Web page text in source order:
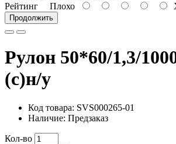
Рейтинг Плохо
Продолжить
Рулон 50*60/1,3/
(с)н/у
Код товара: SVS000265-01
Наличие: Предзаказ
Кол-во